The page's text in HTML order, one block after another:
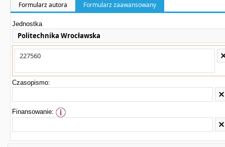
Formularz autora Formularz zaawansowany
Jednostka
Politechnika Wrocławska
Czasopismo:
Finansowanie: